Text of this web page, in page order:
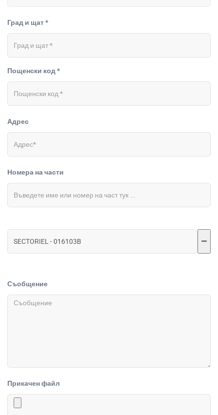
Град и щат *
Пощенски код *
Адрес
Номера на части
Съобщение
Прикачен файл